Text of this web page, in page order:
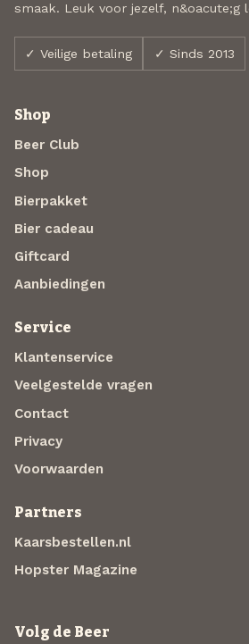
smaak. Leuk voor jezelf, n&oacute;g
✓ Veilige betaling ✓ Sinds 2013
Shop
Beer Club
Shop
Bierpakket
Bier cadeau
Giftcard
Aanbiedingen
Service
Klantenservice
Veelgestelde vragen
Contact
Privacy
Voorwaarden
Partners
Kaarsbestellen.nl
Hopster Magazine
Volg de Beer